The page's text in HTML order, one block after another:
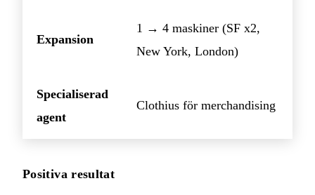
Expansion
1 → 4 maskiner (SF x2,
New York, London)
Specialiserad
agent
Clothius för merchandising
Positiva resultat